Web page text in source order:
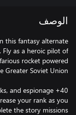
الوصف
this fantasy alternate
as a heroic pilot of
rocket powered
your rank as you
the story missions.